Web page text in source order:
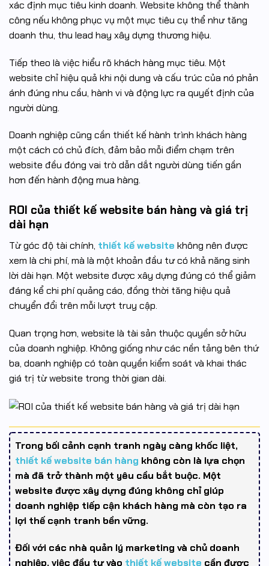
xác định mục tiêu kinh doanh. Website không thể thành
công nếu không phục vụ một mục tiêu cụ thể như tăng
doanh thu, thu lead hay xây dựng thương hiệu.
Tiếp theo là việc hiểu rõ khách hàng mục tiêu. Một
website chỉ hiệu quả khi nội dung và cấu trúc của nó phản
ánh đúng nhu cầu, hành vi và động lực ra quyết định của
người dùng.
Doanh nghiệp cũng cần thiết kế hành trình khách hàng
một cách có chủ đích, đảm bảo mỗi điểm chạm trên
website đều đóng vai trò dẫn dắt người dùng tiến gần
hơn đến hành động mua hàng.
ROI của thiết kế website bán hàng và giá trị
dài hạn
Từ góc độ tài chính, thiết kế website không nên được
xem là chi phí, mà là một khoản đầu tư có khả năng sinh
lời dài hạn. Một website được xây dựng đúng có thể giảm
đáng kể chi phí quảng cáo, đồng thời tăng hiệu quả
chuyển đổi trên mỗi lượt truy cập.
Quan trọng hơn, website là tài sản thuộc quyền sở hữu
của doanh nghiệp. Không giống như các nền tảng bên thứ
ba, doanh nghiệp có toàn quyền kiểm soát và khai thác
giá trị từ website trong thời gian dài.
Trong bối cảnh cạnh tranh ngày càng khốc liệt,
thiết kế website bán hàng không còn là lựa chọn
mà đã trở thành một yêu cầu bắt buộc. Một
website được xây dựng đúng không chỉ giúp
doanh nghiệp tiếp cận khách hàng mà còn tạo ra
lợi thế cạnh tranh bền vững.
Đối với các nhà quản lý marketing và chủ doanh
nghiệp, việc đầu tư vào thiết kế website cần được